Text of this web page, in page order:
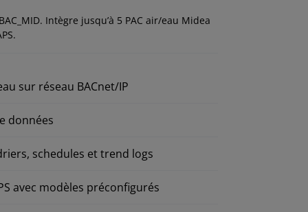
Intègre jusqu’à 5 PAC air/eau Midea
sur réseau BACnet/IP
données
schedules et trend logs
avec modèles préconfigurés